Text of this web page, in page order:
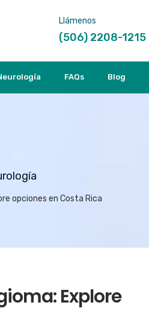
Llámenos
(506) 2208-1215
FAQs Blog
opciones en Costa Rica
Explore